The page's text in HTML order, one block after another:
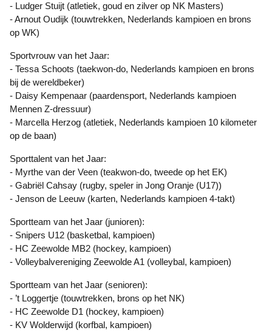
- Ludger Stuijt (atletiek, goud en zilver op NK Masters)
- Arnout Oudijk (touwtrekken, Nederlands kampioen en brons
op WK)
Sportvrouw van het Jaar:
- Tessa Schoots (taekwon-do, Nederlands kampioen en brons
bij de wereldbeker)
- Daisy Kempenaar (paardensport, Nederlands kampioen
Mennen Z-dressuur)
- Marcella Herzog (atletiek, Nederlands kampioen 10 kilometer
op de baan)
Sporttalent van het Jaar:
- Myrthe van der Veen (teakwon-do, tweede op het EK)
- Gabriël Cahsay (rugby, speler in Jong Oranje (U17))
- Jenson de Leeuw (karten, Nederlands kampioen 4-takt)
Sportteam van het Jaar (junioren):
- Snipers U12 (basketbal, kampioen)
- HC Zeewolde MB2 (hockey, kampioen)
- Volleybalvereniging Zeewolde A1 (volleybal, kampioen)
Sportteam van het Jaar (senioren):
- ’t Loggertje (touwtrekken, brons op het NK)
- HC Zeewolde D1 (hockey, kampioen)
- KV Wolderwijd (korfbal, kampioen)